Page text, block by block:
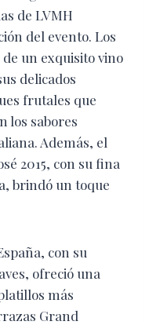
de LVMH
del evento. Los
un exquisito vino
delicados
frutales que
los sabores
Además, el
2015, con su fina
brindó un toque
con su
ofreció una
más
Grand